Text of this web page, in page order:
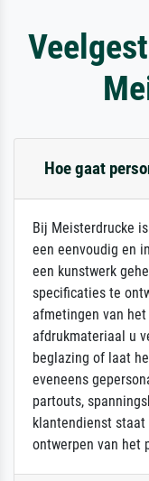
Hoe gaat
Bij Meisterdrucke
een eenvoudig en
een kunstwerk
specificaties te
afmetingen van
afdrukmateriaal u
beglazing of laat
eveneens
partouts,
klantendienst
ontwerpen van het